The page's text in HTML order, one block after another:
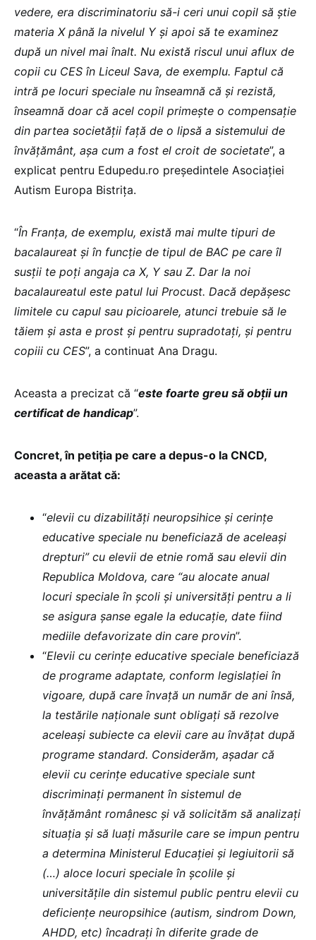
vedere, era discriminatoriu să-i ceri unui copil să știe
materia X până la nivelul Y și apoi să te examinez
după un nivel mai înalt. Nu există riscul unui aflux de
copii cu CES în Liceul Sava, de exemplu. Faptul că
intră pe locuri speciale nu înseamnă că și rezistă,
înseamnă doar că acel copil primește o compensație
din partea societății față de o lipsă a sistemului de
învățământ, așa cum a fost el croit de societate”, a
explicat pentru Edupedu.ro președintele Asociației
Autism Europa Bistrița.
“În Franța, de exemplu, există mai multe tipuri de
bacalaureat și în funcție de tipul de BAC pe care îl
susții te poți angaja ca X, Y sau Z. Dar la noi
bacalaureatul este patul lui Procust. Dacă depășesc
limitele cu capul sau picioarele, atunci trebuie să le
tăiem și asta e prost și pentru supradotați, și pentru
copiii cu CES”, a continuat Ana Dragu.
Aceasta a precizat că “este foarte greu să obții un
certificat de handicap”.
Concret, în petiția pe care a depus-o la CNCD,
aceasta a arătat că:
“elevii cu dizabilități neuropsihice și cerințe
educative speciale nu beneficiază de aceleași
drepturi” cu elevii de etnie romă sau elevii din
Republica Moldova, care “au alocate anual
locuri speciale în școli și universități pentru a li
se asigura șanse egale la educație, date fiind
mediile defavorizate din care provin”.
“Elevii cu cerințe educative speciale beneficiază
de programe adaptate, conform legislației în
vigoare, după care învață un număr de ani însă,
la testările naționale sunt obligați să rezolve
aceleași subiecte ca elevii care au învățat după
programe standard. Considerăm, așadar că
elevii cu cerințe educative speciale sunt
discriminați permanent în sistemul de
învățământ românesc și vă solicităm să analizați
situația și să luați măsurile care se impun pentru
a determina Ministerul Educației și legiuitorii să
(…) aloce locuri speciale în școlile și
universitățile din sistemul public pentru elevii cu
deficiențe neuropsihice (autism, sindrom Down,
AHDD, etc) încadrați în diferite grade de